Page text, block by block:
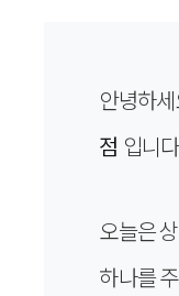
안녕하
점 입니
오늘은
하나를